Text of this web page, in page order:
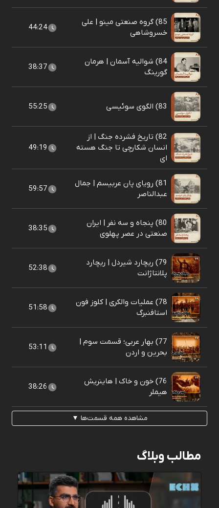
85) گروه صنعتی مینو | علی
خسروشاهی
44:24
84) شوالیه آسمان | هرمان
گورینگ
38:37
83) الگوی سوئیسی 55:25
82) تاریخ فشرده جنگ | از
انسان شکارچی تا جنگ هسته
ای
49:19
81) رویای پان عربیسم | جمال
عبدالناصر
59:57
80) پنجاه و سه نفر | ایران
صنعتی در عصر پهلوی
38:35
79) ریچارد شیردل | ریچارد
پلانتاژانت
52:38
78) عملیات والکری | کلوز فون
استافنبرگ
51:58
77) بهار عربی؛ قسمت سوم |
بحرین و اردن
53:11
76) خون و خاک | هاینریش
هیملر
38:26
مشاهده همه قسمت‌ها ▼
مطالب وبلاگ